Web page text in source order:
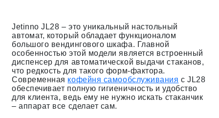
Jetinno JL28 – это уникальный настольный
автомат, который обладает функционалом
большого вендингового шкафа. Главной
особенностью этой модели является встроенный
диспенсер для автоматической выдачи стаканов,
что редкость для такого форм-фактора.
Современная кофейня самообслуживания с JL28
обеспечивает полную гигиеничность и удобство
для клиента, ведь ему не нужно искать стаканчик
– аппарат все сделает сам.